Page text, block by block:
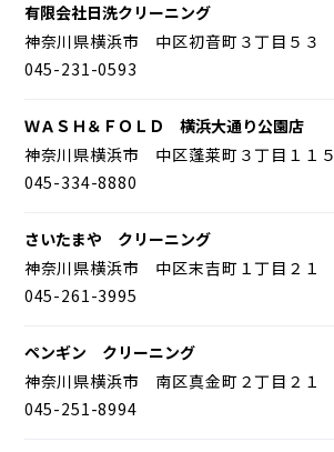
有限会社日洗クリーニング
神奈川県横浜市 中区初音町３丁目５３
045-231-0593
ＷＡＳＨ＆ＦＯＬＤ 横浜大通り公園店
神奈川県横浜市 中区蓬莱町３丁目１１５
045-334-8880
さいたまや クリーニング
神奈川県横浜市 中区末吉町１丁目２１
045-261-3995
ペンギン クリーニング
神奈川県横浜市 南区真金町２丁目２１
045-251-8994